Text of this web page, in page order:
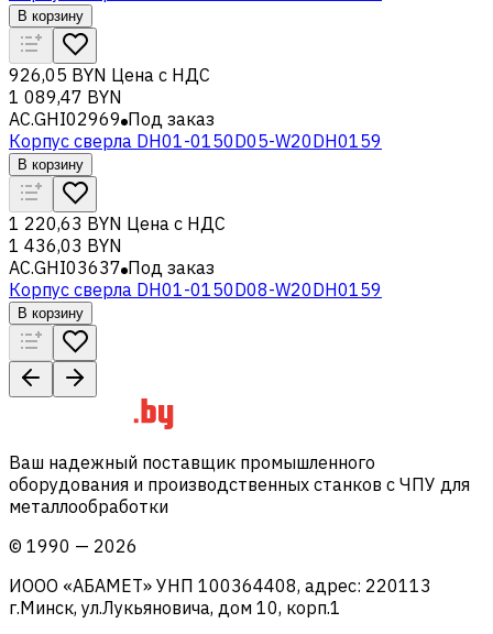
В корзину
926,05 BYN Цена с НДС
1 089,47 BYN
AC.GHI02969 Под заказ
Корпус сверла DH01-0150D05-W20DH0159
В корзину
1 220,63 BYN Цена с НДС
1 436,03 BYN
AC.GHI03637 Под заказ
Корпус сверла DH01-0150D08-W20DH0159
В корзину
Ваш надежный поставщик промышленного
оборудования и производственных станков с ЧПУ для
металлообработки
© 1990 — 2026
ИООО «АБАМЕТ» УНП 100364408, адрес: 220113
г.Минск, ул.Лукьяновича, дом 10, корп.1